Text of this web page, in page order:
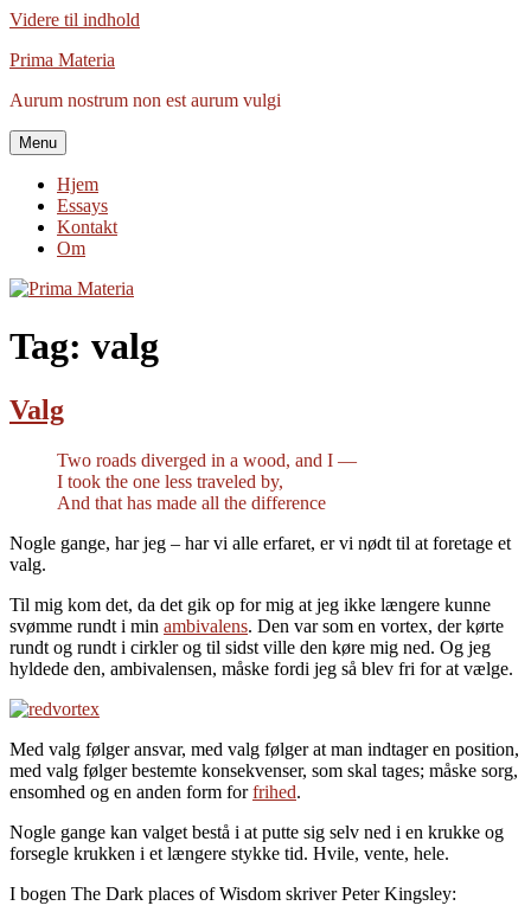
Videre til indhold
Prima Materia
Aurum nostrum non est aurum vulgi
Menu
Hjem
Essays
Kontakt
Om
Tag: valg
Valg
Two roads diverged in a wood, and I —
I took the one less traveled by,
And that has made all the difference
Nogle gange, har jeg – har vi alle erfaret, er vi nødt til at foretage et
valg.
Til mig kom det, da det gik op for mig at jeg ikke længere kunne
svømme rundt i min ambivalens. Den var som en vortex, der kørte
rundt og rundt i cirkler og til sidst ville den køre mig ned. Og jeg
hyldede den, ambivalensen, måske fordi jeg så blev fri for at vælge.
Med valg følger ansvar, med valg følger at man indtager en position,
med valg følger bestemte konsekvenser, som skal tages; måske sorg,
ensomhed og en anden form forfrihed.
Nogle gange kan valget bestå i at putte sig selv ned i en krukke og
forsegle krukken i et længere stykke tid. Hvile, vente, hele.
I bogen The Dark places of Wisdom skriver Peter Kingsley: